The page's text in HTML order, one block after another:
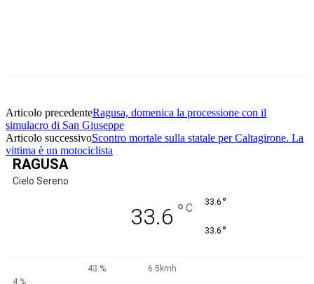
Articolo precedenteRagusa, domenica la processione con il
simulacro di San Giuseppe
Articolo successivoScontro mortale sulla statale per Caltagirone. La
vittima è un motociclista
RAGUSA
Cielo Sereno
33.6 ° C 33.6 °
33.6 °
43 %
6.5kmh
4 %